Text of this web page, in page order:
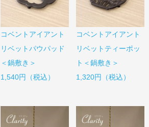
コベントアイアント
リベットパウパッド
＜鍋敷き＞
1,540円（税込）
コベントアイアント
リベットティーポッ
ト＜鍋敷き＞
1,320円（税込）